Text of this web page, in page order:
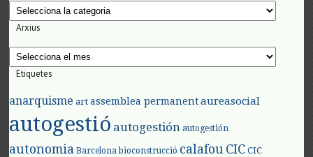
Categories
Arxius
Arxius
Etiquetes
anarquisme art assemblea permanent aureasocial
autogestió autogestión autogestión
autonomia Barcelona bioconstrucció calafouCIC CIC